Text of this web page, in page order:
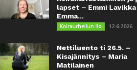
lapset – Emmi Lavikka
Emma...
Koiraurheilun ilo 12.6.2026
Nettiluento ti 26.5. –
Kisajännitys – Maria
Matilainen